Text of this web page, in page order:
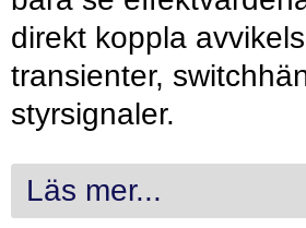
direkt koppla
transienter,
styrsignaler.
Läs mer...